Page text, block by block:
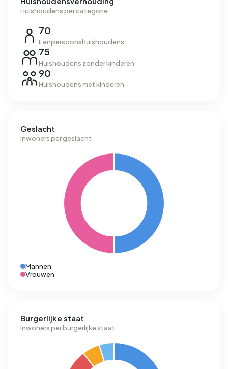
Huishoudens per categorie
70
Eenpersoonshuishoudens
75
Huishoudens zonder kinderen
90
Huishoudens met kinderen
Geslacht
Inwoners per geslacht
Mannen
Vrouwen
Burgerlijke staat
Inwoners per burgerlijke staat